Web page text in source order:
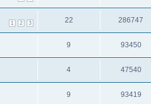
1 2 3 22 286747
9 93450
4 47540
9 93419